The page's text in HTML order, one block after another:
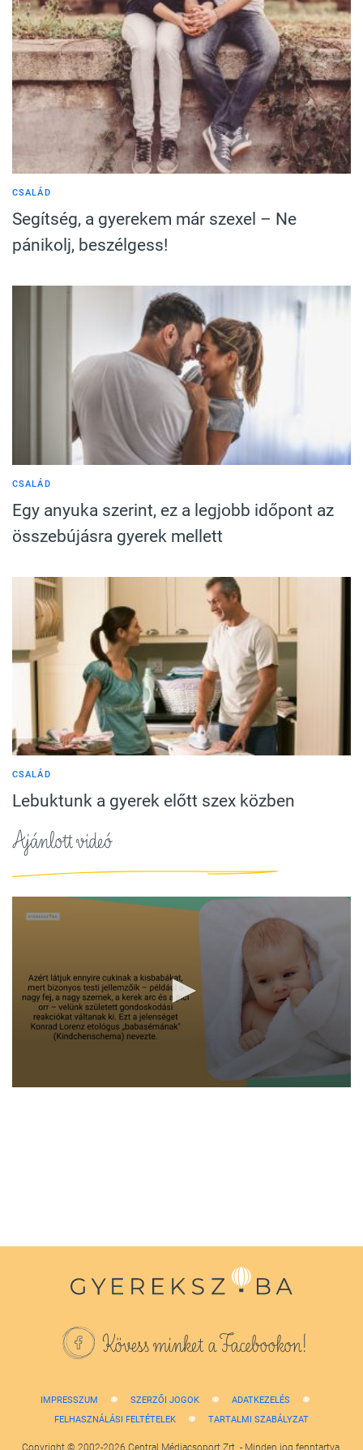
CSALÁD
Segítség, a gyerekem már szexel – Ne
pánikolj, beszélgess!
CSALÁD
Egy anyuka szerint, ez a legjobb időpont az
összebújásra gyerek mellett
CSALÁD
Lebuktunk a gyerek előtt szex közben
Ajánlott videó
Kövess minket a Facebookon!
IMPRESSZUM SZERZŐI JOGOK
ADATKEZELÉS
FELHASZNÁLÁSI FELTÉTELEK
TARTALMI SZABÁLYZAT
Copyright © 2002-2026 Central Médiacsoport Zrt. - Minden jog fenntartva.